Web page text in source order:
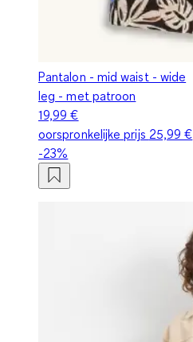
Pantalon - mid waist - wide
leg - met patroon
19,99 €
oorspronkelijke prijs 25,99 €
-23%